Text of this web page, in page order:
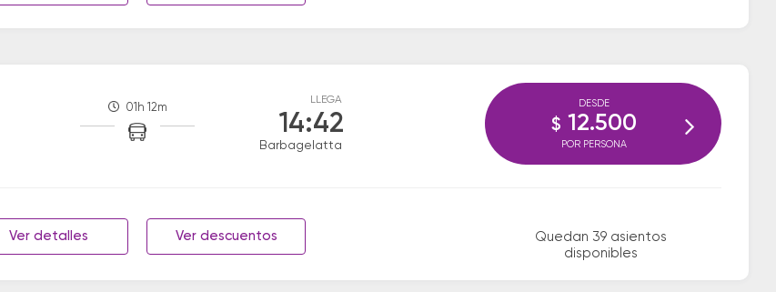
01h 12m
LLEGA
14:42
Barbagelatta
Ver detalles Ver descuentos
Quedan 39 asientos
disponibles
DESDE
$ 12.500
POR PERSONA